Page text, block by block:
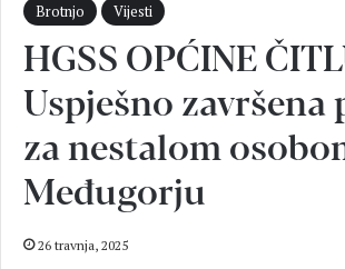
Brotnjo Vijesti
HGSS OPĆINE
Uspješno završena
za nestalom
Međugorju
26 travnja, 2025